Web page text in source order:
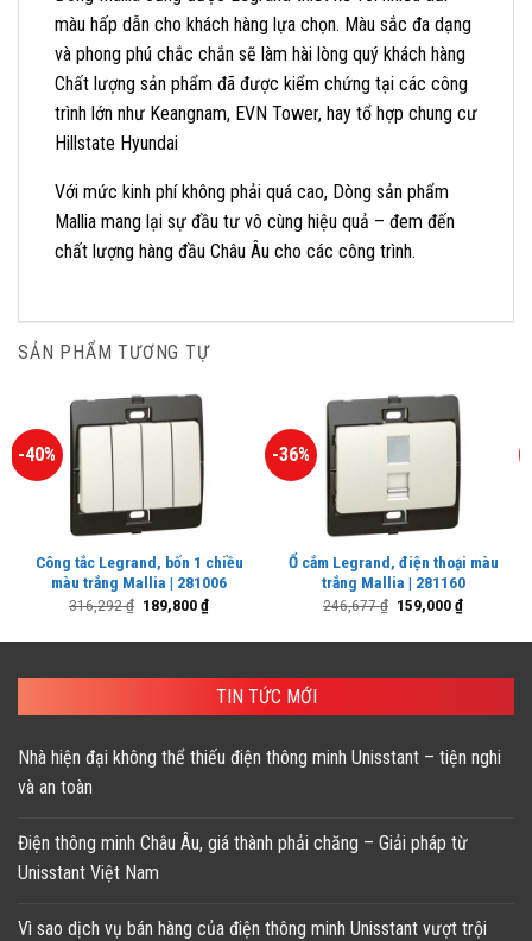
màu hấp dẫn cho khách hàng lựa chọn. Màu sắc đa dạng
và phong phú chắc chắn sẽ làm hài lòng quý khách hàng
Chất lượng sản phẩm đã được kiểm chứng tại các công
trình lớn như Keangnam, EVN Tower, hay tổ hợp chung cư
Hillstate Hyundai
Với mức kinh phí không phải quá cao, Dòng sản phẩm
Mallia mang lại sự đầu tư vô cùng hiệu quả – đem đến
chất lượng hàng đầu Châu Âu cho các công trình.
SẢN PHẨM TƯƠNG TỰ
-40%
Công tắc Legrand, bốn 1 chiều
màu trắng Mallia | 281006
316,292₫ Giá
189,800₫Giá
-36%
Ổ cắm Legrand, điện thoại màu
trắng Mallia | 281160
246,677₫ Giá
159,000₫Giá
TIN TỨC MỚI
Nhà hiện đại không thể thiếu điện thông minh Unisstant – tiện nghi
và an toàn
Điện thông minh Châu Âu, giá thành phải chăng – Giải pháp từ
Unisstant Việt Nam
Vì sao dịch vụ bán hàng của điện thông minh Unisstant vượt trội